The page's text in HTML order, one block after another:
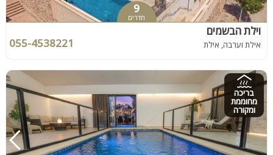
9
חדרים
וילת הבשמים
אילת וערבה, אילת 055-4538221
בריכה
מחוממת
ומקורה